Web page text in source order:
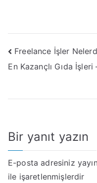
Yazı
gezinmesi
Freelance İşler
En Kazançlı Gıda
Bir yanıt yazın
E-posta adresiniz
ile işaretlenmişlerdir